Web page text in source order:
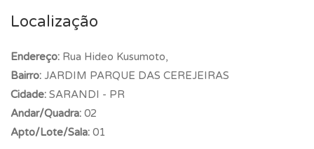
Localização
Endereço: Rua Hideo Kusumoto,
Bairro: JARDIM PARQUE DAS CEREJEIRAS
Cidade: SARANDI - PR
Andar/Quadra: 02
Apto/Lote/Sala: 01